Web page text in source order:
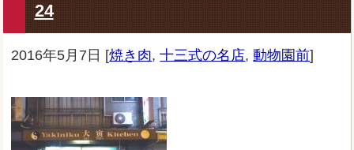
24
2016年5月7日 [焼き肉,十三式の名店,動物園前]